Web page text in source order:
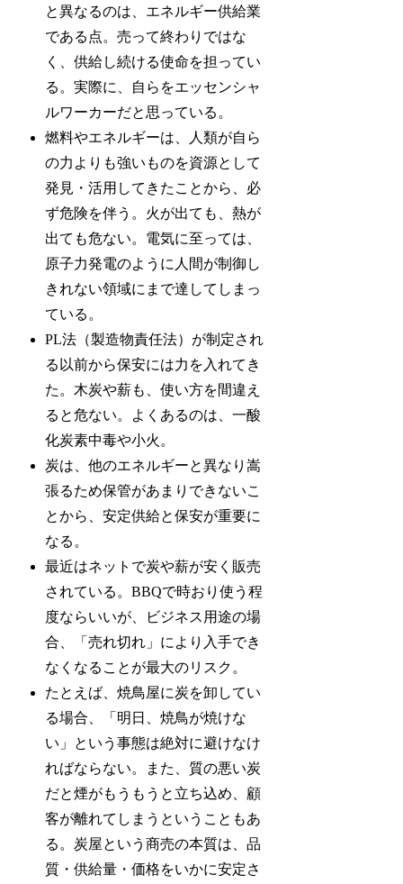
と異なるのは、エネルギー供給業
である点。売って終わりではな
く、供給し続ける使命を担ってい
る。実際に、自らをエッセンシャ
ルワーカーだと思っている。
燃料やエネルギーは、人類が自ら
の力よりも強いものを資源として
発見・活用してきたことから、必
ず危険を伴う。火が出ても、熱が
出ても危ない。電気に至っては、
原子力発電のように人間が制御し
きれない領域にまで達してしまっ
ている。
PL法（製造物責任法）が制定され
る以前から保安には力を入れてき
た。木炭や薪も、使い方を間違え
ると危ない。よくあるのは、一酸
化炭素中毒や小火。
炭は、他のエネルギーと異なり嵩
張るため保管があまりできないこ
とから、安定供給と保安が重要に
なる。
最近はネットで炭や薪が安く販売
されている。BBQで時おり使う程
度ならいいが、ビジネス用途の場
合、「売れ切れ」により入手でき
なくなることが最大のリスク。
たとえば、焼鳥屋に炭を卸してい
る場合、「明日、焼鳥が焼けな
い」という事態は絶対に避けなけ
ればならない。また、質の悪い炭
だと煙がもうもうと立ち込め、顧
客が離れてしまうということもあ
る。炭屋という商売の本質は、品
質・供給量・価格をいかに安定さ